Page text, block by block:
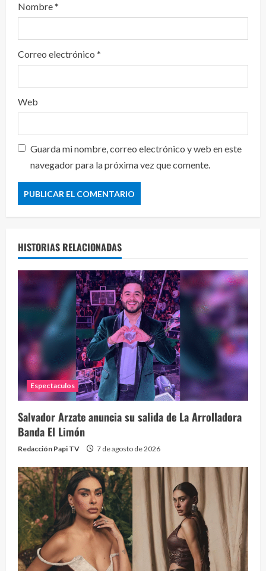
Nombre*
Correo electrónico *
Web
Guarda mi nombre, correo electrónico y web en este
navegador para la próxima vez que comente.
HISTORIAS RELACIONADAS
Espectaculos
Salvador Arzate anuncia su salida de La Arrolladora
Banda El Limón
Redacción Papi TV 7 de agosto de 2026